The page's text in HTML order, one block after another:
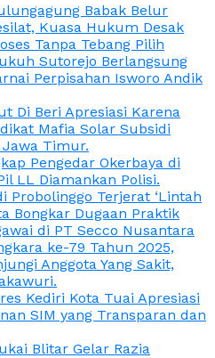
Babak Belur
Kuasa Hukum Desak
Tanpa Tebang Pilih
Sutorejo Berlangsung
Perpisahan Isworo Andik
Di Beri Apresiasi Karena
Mafia Solar Subsidi
Timur.
Pengedar Okerbaya di
LL Diamankan Polisi.
Probolinggo Terjerat ‘Lintah
Bongkar Dugaan Praktik
di PT Secco Nusantara
ke-79 Tahun 2025,
Anggota Yang Sakit,
Kediri Kota Tuai Apresiasi
SIM yang Transparan dan
Blitar Gelar Razia